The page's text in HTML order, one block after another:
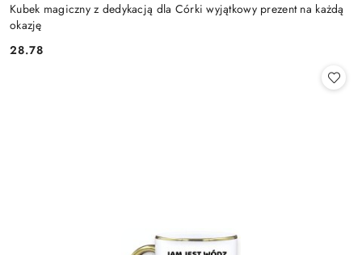
Kubek magiczny z dedykacją dla Córki wyjątkowy prezent na każdą
okazję
Cena:
28.78